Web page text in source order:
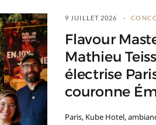
9 JUILLET 2026
Flavour
Mathieu
électrise
couronne
Paris, Kube Hotel,